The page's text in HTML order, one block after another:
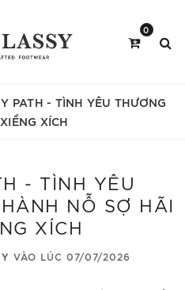
0
PATH - TÌNH YÊU THƯƠNG
XÍCH
- TÌNH YÊU
NỖ SỢ HÃI
XÍCH
VÀO LÚC 07/07/2026